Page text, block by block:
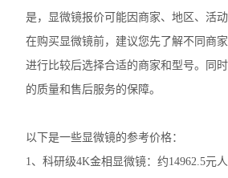
Nikon尼康LV100N POL生物显微镜
Nikon尼康SMZ1270体视显微镜
奥林巴斯SZX10体视显微镜
是，显微镜报价可能因商家、地区、活
在购买显微镜前，建议您先了解不同商
进行比较后选择合适的商家和型号。同
的质量和售后服务的保障。
以下是一些显微镜的参考价格：
1、科研级4K金相显微镜：约14962.5元人